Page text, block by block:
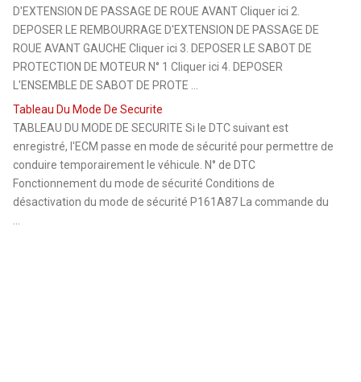
D'EXTENSION DE PASSAGE DE ROUE AVANT Cliquer ici 2.
DEPOSER LE REMBOURRAGE D'EXTENSION DE PASSAGE DE
ROUE AVANT GAUCHE Cliquer ici 3. DEPOSER LE SABOT DE
PROTECTION DE MOTEUR N° 1 Cliquer ici 4. DEPOSER
L'ENSEMBLE DE SABOT DE PROTE ...
Tableau Du Mode De Securite
TABLEAU DU MODE DE SECURITE Si le DTC suivant est
enregistré, l'ECM passe en mode de sécurité pour permettre de
conduire temporairement le véhicule. N° de DTC
Fonctionnement du mode de sécurité Conditions de
désactivation du mode de sécurité P161A87 La commande du